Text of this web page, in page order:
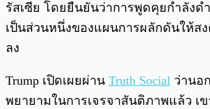
รัสเซีย โดยยืนยันว่าการพูดคุยกำลังด
เป็นส่วนหนึ่งของแผนการผลักดันให้ส
ลง
Trump เปิดเผยผ่าน Truth Social ว่านอ
พยายามในการเจรจาสันติภาพแล้ว เข